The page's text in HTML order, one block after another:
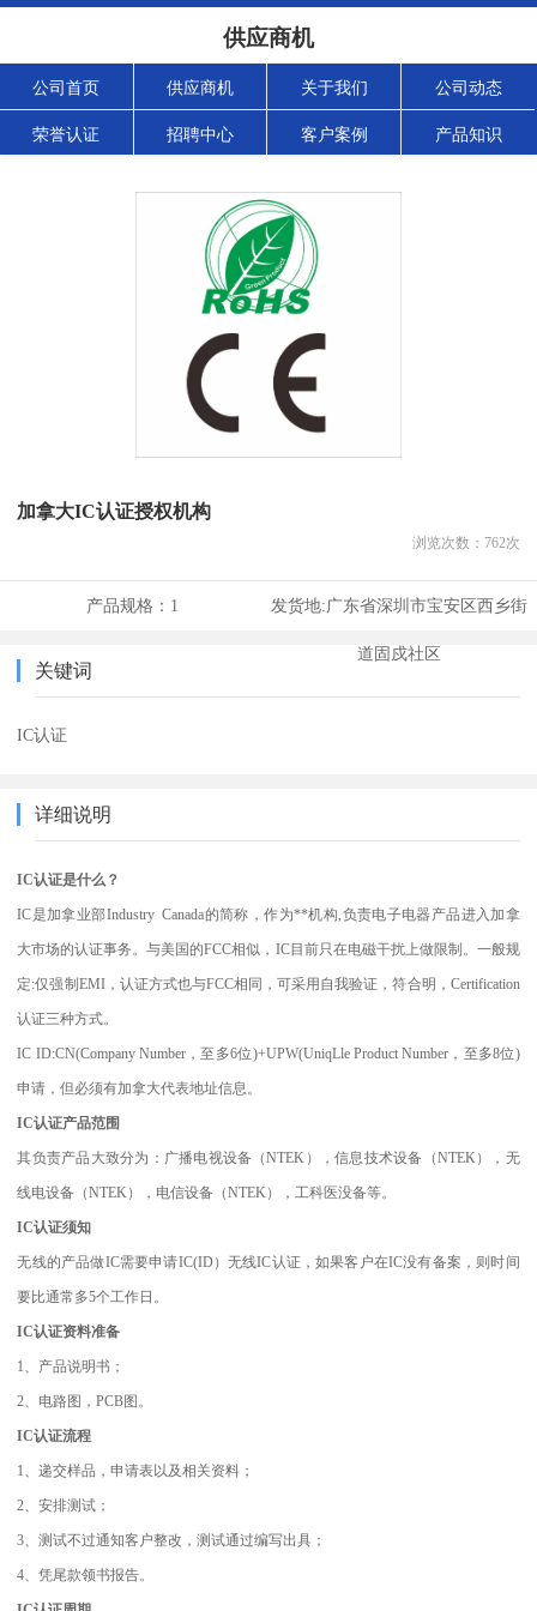
供应商机
公司首页 供应商机 关于我们 公司动态
荣誉认证 招聘中心 客户案例 产品知识
加拿大IC认证授权机构
浏览次数： 762次
产品规格： 1 发货地:广东省深圳市宝安区西乡街
道固戍社区
关键词
IC认证
详细说明
IC认证是什么？
IC是加拿业部Industry Canada的简称，作为**机构,负责电子电器产品进入加拿
大市场的认证事务。与美国的FCC相似，IC目前只在电磁干扰上做限制。一般规
定:仅强制EMI，认证方式也与FCC相同，可采用自我验证，符合明，Certification
认证三种方式。
IC ID:CN(Company Number，至多6位)+UPW(UniqLle Product Number，至多8位)
申请，但必须有加拿大代表地址信息。
IC认证产品范围
其负责产品大致分为：广播电视设备（NTEK），信息技术设备（NTEK），无
线电设备（NTEK），电信设备（NTEK），工科医没备等。
IC认证须知
无线的产品做IC需要申请IC(ID）无线IC认证，如果客户在IC没有备案，则时间
要比通常多5个工作日。
IC认证资料准备
1、产品说明书；
2、电路图，PCB图。
IC认证流程
1、递交样品，申请表以及相关资料；
2、安排测试；
3、测试不过通知客户整改，测试通过编写出具；
4、凭尾款领书报告。